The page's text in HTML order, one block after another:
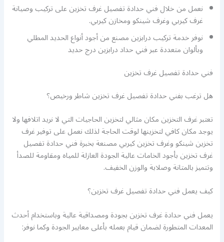
نعمل من خلال فني حدادة تفصيل غرف تخزين على تركيب وصيانة
غرف كيربي وغرف شينكو ومخازن كيربي.
نوفر خدمة تركيب درابزين مصنع من أجود أنواع الحديد المطلي
وبألوان متعددة عبر فني حداد درابزين درج حديد
فني حدادة تفصيل غرف تخزين
هل ترغب بفني حدادة تفصيل غرف تخزين شاطر ورخيص؟
تعتبر غرف التخزين مكان مثالي لتخزين الحاجيات التي لا نريد اتلافها ولا
يوجد مكان كافي لتخزينها لوقت الحاجة لذلك نعمل على توفير غرف
تخزين شينكو وغرف تخزين كيربي مصنعة بخبرة فني حدادة تفصيل
غرف تخزين بأجود الخامات عالية الجودة العازلة للمياه ومقاومة للصدأ
وتتميز بالمتانة وصلابة والوزن الخفيف.
كيف يعمل فني حدادة تفصيل غرف تخزين؟
يعمل فني حدادة غرف تخزين بجودة ومصداقية عالية وباستخدام أحدث
المعدات المتطورة لضمان قيام بعمله بأعلى معايير الجودة وكما نوفر: